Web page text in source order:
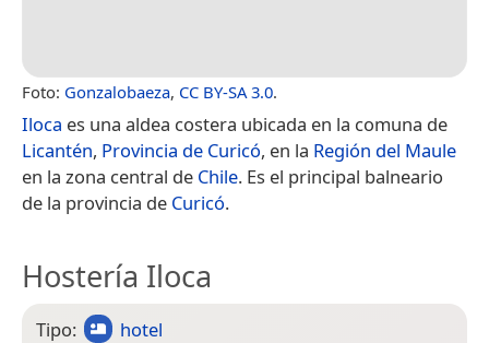
Foto: Gonzalobaeza, CC BY-SA 3.0.
Iloca es una aldea costera ubicada en la comuna de
Licantén, Provincia de Curicó, en la Región del Maule
en la zona central de Chile. Es el principal balneario
de la provincia de Curicó.
Hostería Iloca
Tipo:
hotel